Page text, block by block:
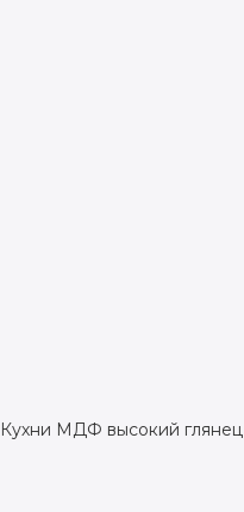
Кухни МДФ высокий глянец